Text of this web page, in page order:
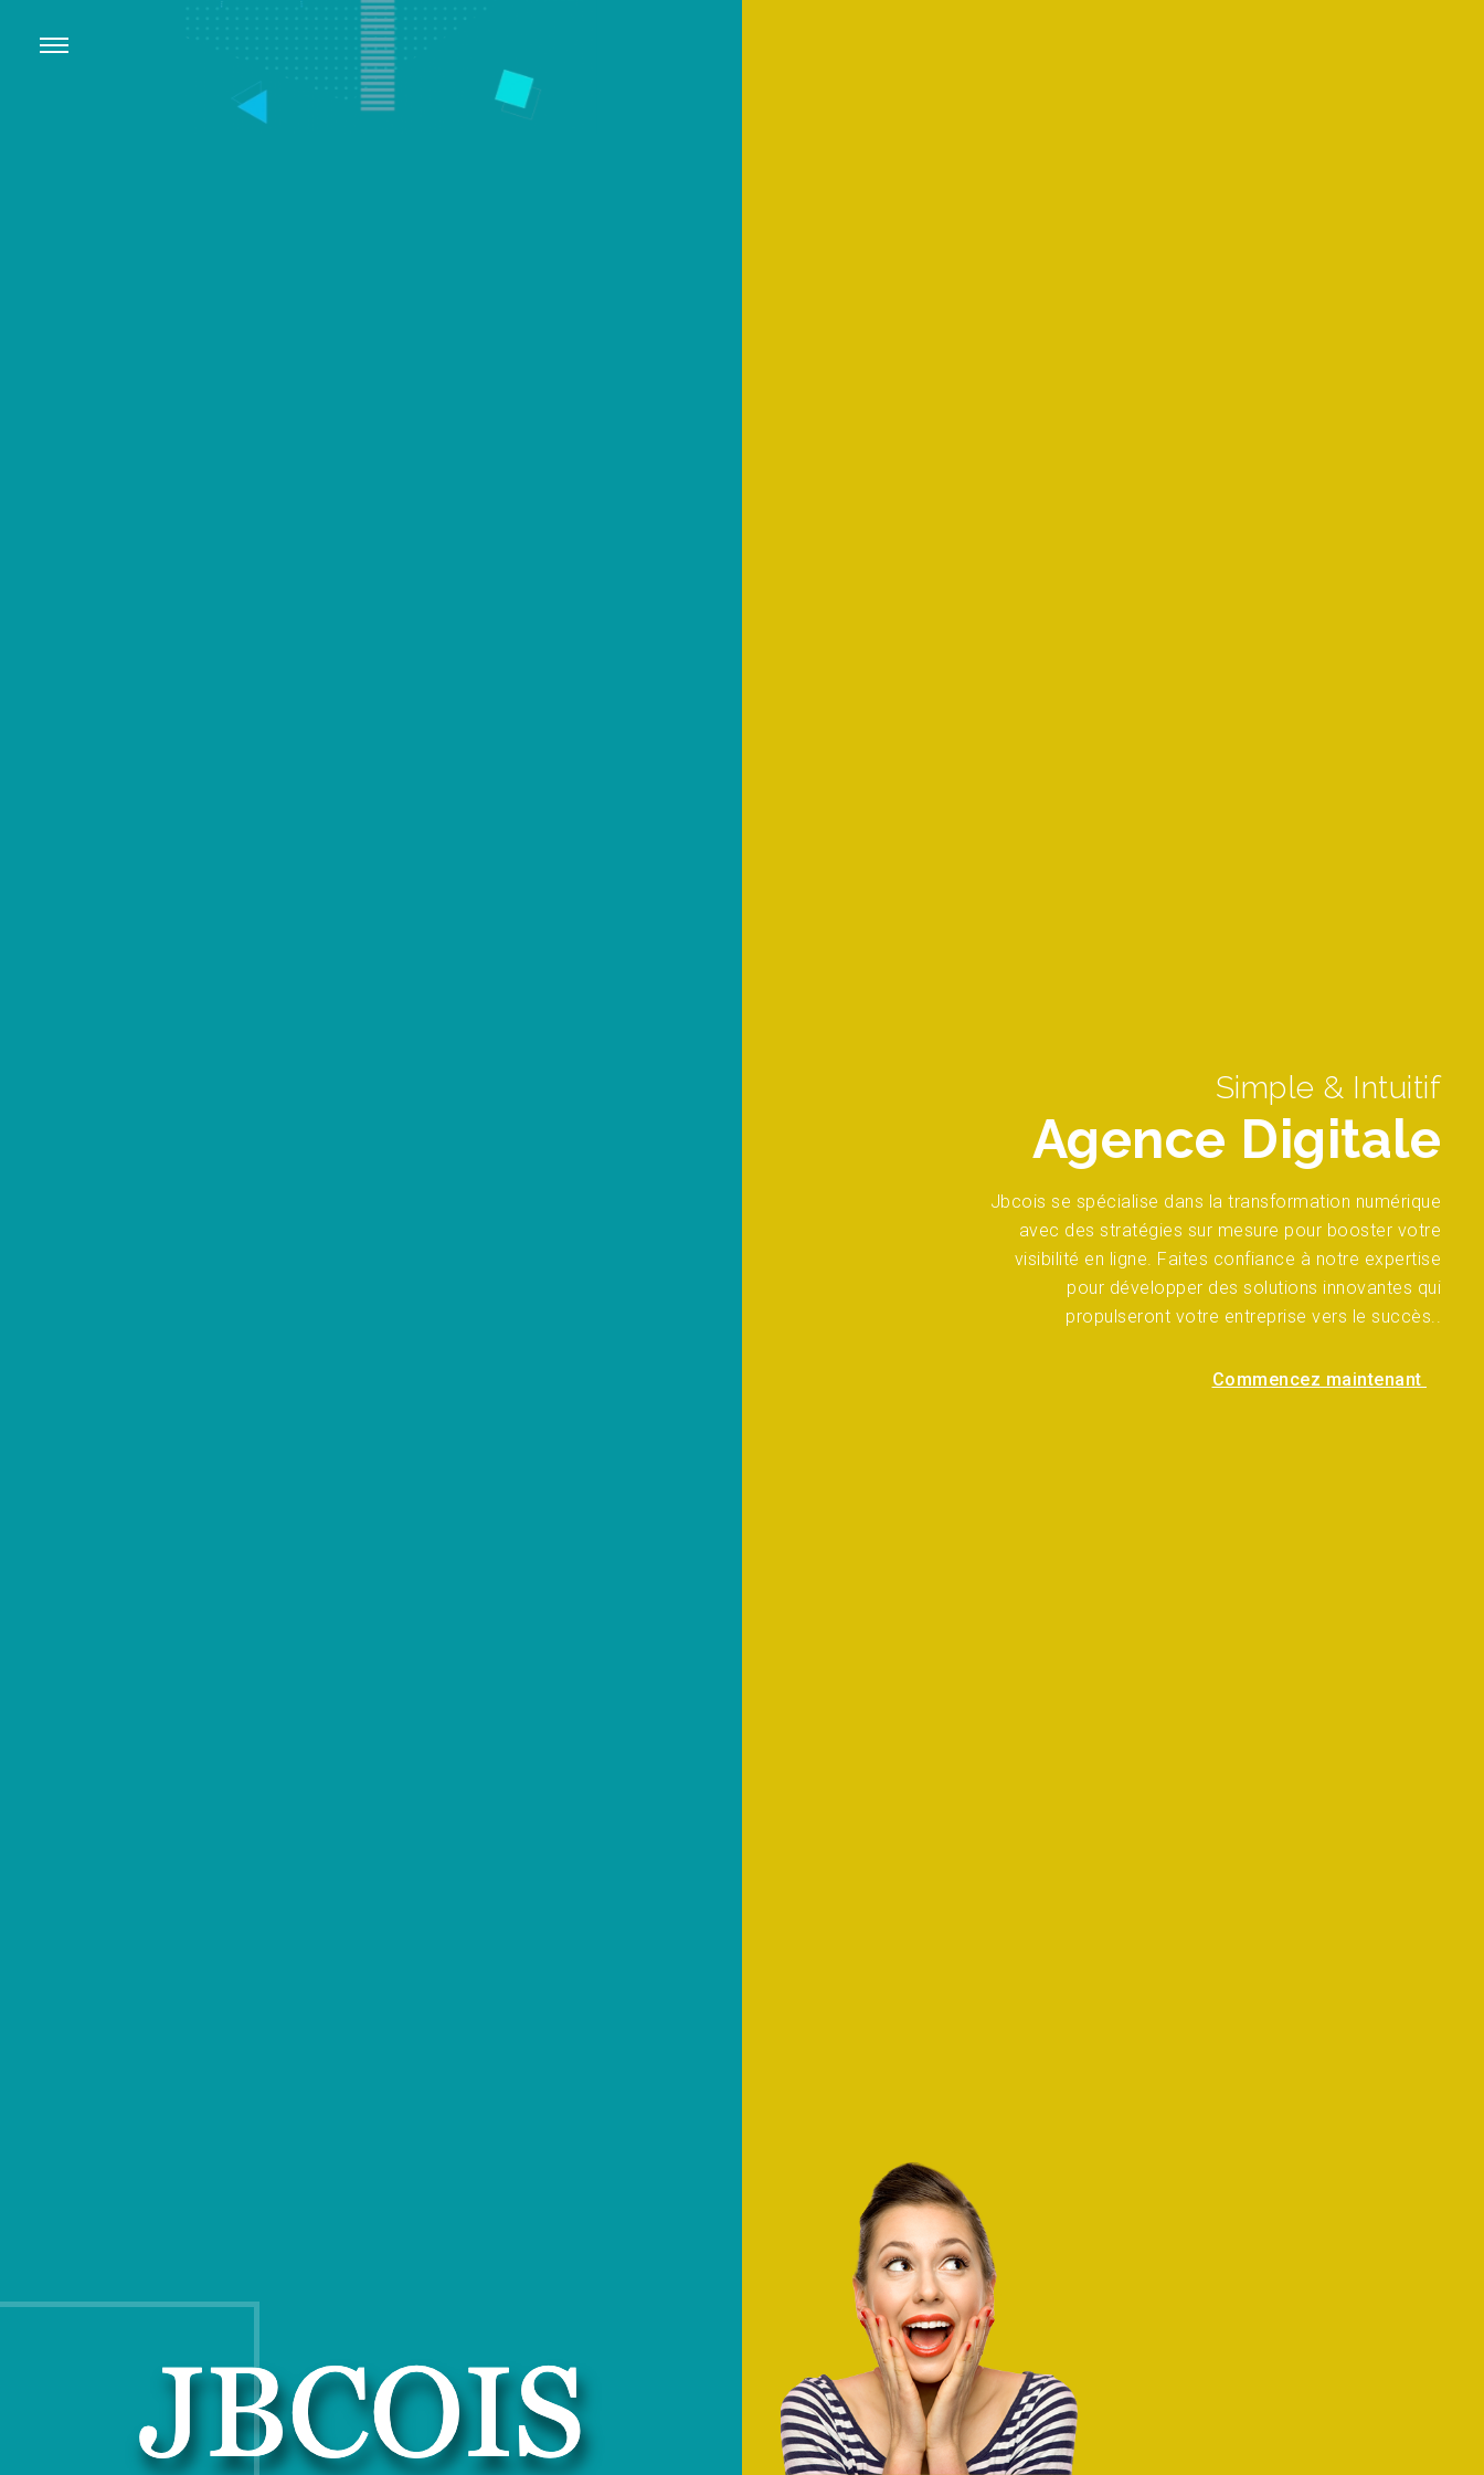
Simple & Intuitif
Agence Digitale
Jbcois se spécialise dans la transformation numérique
avec des stratégies sur mesure pour booster votre
visibilité en ligne. Faites confiance à notre expertise
pour développer des solutions innovantes qui
propulseront votre entreprise vers le succès..
Commencez maintenant